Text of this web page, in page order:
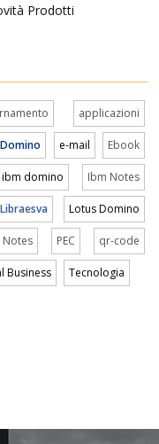
Prodotti
applicazioni
Domino e-mail Ebook
ibm domino Ibm Notes
Libraesva Lotus Domino
Notes PEC qr-code
Business Tecnologia